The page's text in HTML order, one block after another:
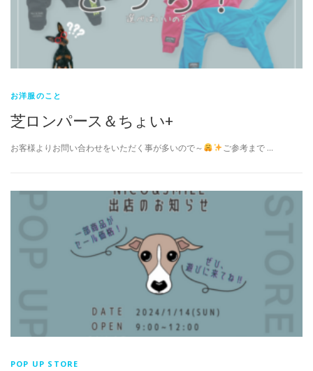
お洋服のこと
芝ロンパース＆ちょい+
お客様よりお問い合わせをいただく事が多いので～ ご参考まで …
POP UP STORE